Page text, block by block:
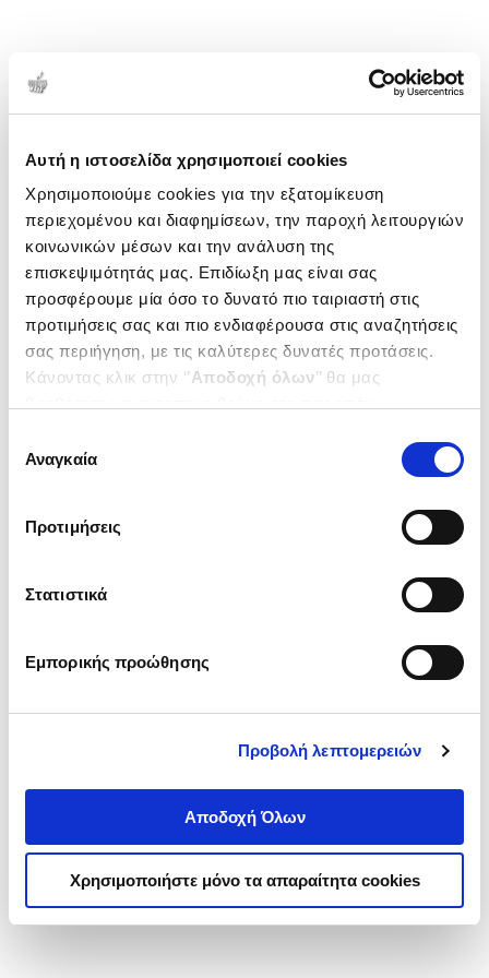
Αυτή η ιστοσελίδα χρησιμοποιεί cookies
Χρησιμοποιούμε cookies για την εξατομίκευση
περιεχομένου και διαφημίσεων, την παροχή λειτουργιών
κοινωνικών μέσων και την ανάλυση της
επισκεψιμότητάς μας. Επιδίωξη μας είναι σας
προσφέρουμε μία όσο το δυνατό πιο ταιριαστή στις
προτιμήσεις σας και πιο ενδιαφέρουσα στις αναζητήσεις
σας περιήγηση, με τις καλύτερες δυνατές προτάσεις.
Κάνοντας κλικ στην ‘’Αποδοχή όλων’’ θα μας
ενδιαφέρουν και να επιλέξετε από τα παρακάτω με την
΄΄και να ενημερωθείτε σχετικά με
συγκατάθεσης
Αναγκαία
Προτιμήσεις
Στατιστικά
Εμπορικής προώθησης
Προβολή λεπτομερειών
Αποδοχή Όλων
Χρησιμοποιήστε μόνο τα απαραίτητα cookies